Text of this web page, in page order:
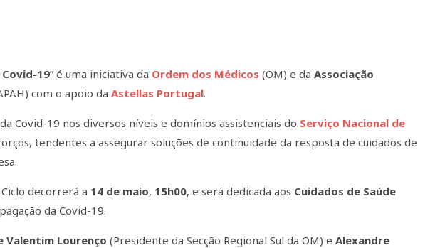
Covid-19” é uma iniciativa da Ordem dos Médicos (OM) e daAssociação
com o apoio da Astellas Portugal.
Covid-19 nos diversos níveis e domínios assistenciais do Serviço Nacional de
tendentes a assegurar soluções de continuidade da resposta de cuidados de
decorrerá a 14 de maio, 15h00, e será dedicada aos Cuidados de Saúde
da Covid-19.
Valentim Lourenço (Presidente da Secção Regional Sul da OM) eAlexandre